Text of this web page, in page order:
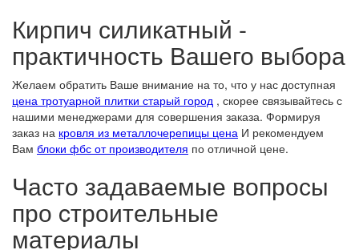
Кирпич силикатный -
практичность Вашего выбора
Желаем обратить Ваше внимание на то, что у нас доступная
цена тротуарной плитки старый город , скорее связывайтесь с
нашими менеджерами для совершения заказа. Формируя
заказ на кровля из металлочерепицы цена И рекомендуем
Вам блоки фбс от производителя по отличной цене.
Часто задаваемые вопросы
про cтроительные
материалы